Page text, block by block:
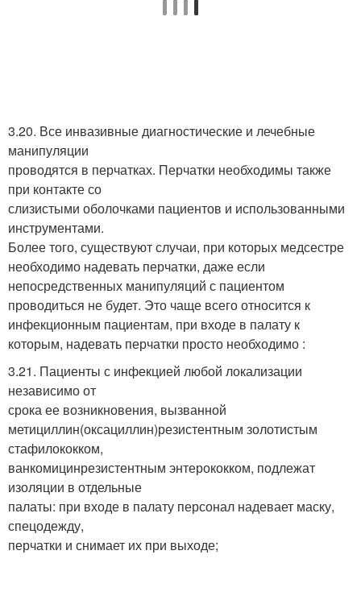
3.20. Все инвазивные диагностические и лечебные
манипуляции
проводятся в перчатках. Перчатки необходимы также
при контакте со
слизистыми оболочками пациентов и использованными
инструментами.
Более того, существуют случаи, при которых медсестре
необходимо надевать перчатки, даже если
непосредственных манипуляций с пациентом
проводиться не будет. Это чаще всего относится к
инфекционным пациентам, при входе в палату к
которым, надевать перчатки просто необходимо :
3.21. Пациенты с инфекцией любой локализации
независимо от
срока ее возникновения, вызванной
метициллин(оксациллин)резистентным золотистым
стафилококком,
ванкомицинрезистентным энтерококком, подлежат
изоляции в отдельные
палаты: при входе в палату персонал надевает маску,
спецодежду,
перчатки и снимает их при выходе;